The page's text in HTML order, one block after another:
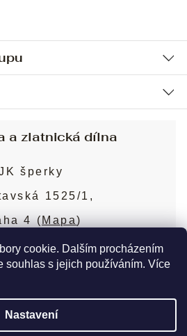
cookie. Dalším procházením
souhlas s jejich používáním. Více
Nastavení
údajů
a zlatnická dílna
šperky
1525/1,
4 ( Mapa)
o prodejně
šperky. Všechna práva
nastavení cookies